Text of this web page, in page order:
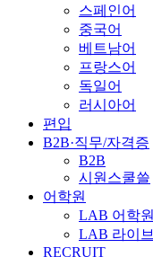
스페인어
중국어
베트남어
프랑스어
독일어
러시아어
편입
B2B·직무/자격증
B2B
시원스쿨쓸
어학원
LAB 어학원
LAB 라이브
RECRUIT